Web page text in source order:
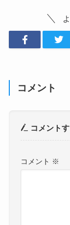
コメント
コメント
コメント ※